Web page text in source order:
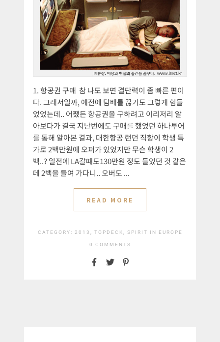
1. 항공권 구매 참 나도 보면 결단력이 좀 빠른 편이
다. 그래서일까, 예전에 담배를 끊기도 그렇게 힘들
었었는데.. 어쨌든 항공권을 구하려고 이리저리 알
아보다가 결국 지난번에도 구매를 했었던 하나투어
를 통해 알아본 결과, 대한항공 런던 직항이 학생 특
가로 2백만원에 오퍼가 있었지만 무슨 학생이 2
백..? 일전에 LA갈때도130만원 정도 들었던 것 같은
데 2백을 들여 가다니.. 오버도 ...
READ MORE
CATEGORY: 2013, TOPDECK, SPIRIT IN EUROPE
0 COMMENTS